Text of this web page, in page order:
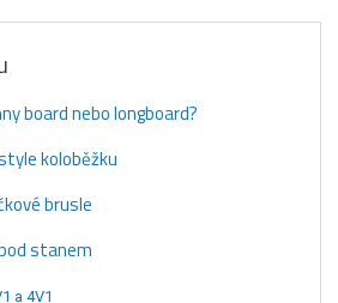
board nebo longboard?
koloběžku
brusle
stanem
a 4V1